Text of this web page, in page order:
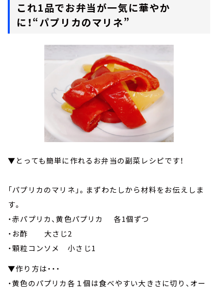
これ1品でお弁当が一気に華やか
に！“パプリカのマリネ”
▼とっても簡単に作れるお弁当の副菜レシピです！
「パプリカのマリネ」。まずわたしから材料をお伝えしま
す。
・赤パプリカ、黄色パプリカ 各1個ずつ
・お酢 大さじ2
・顆粒コンソメ 小さじ1
▼作り方は・・・
・黄色のパプリカ各１個は食べやすい大きさに切り、オー